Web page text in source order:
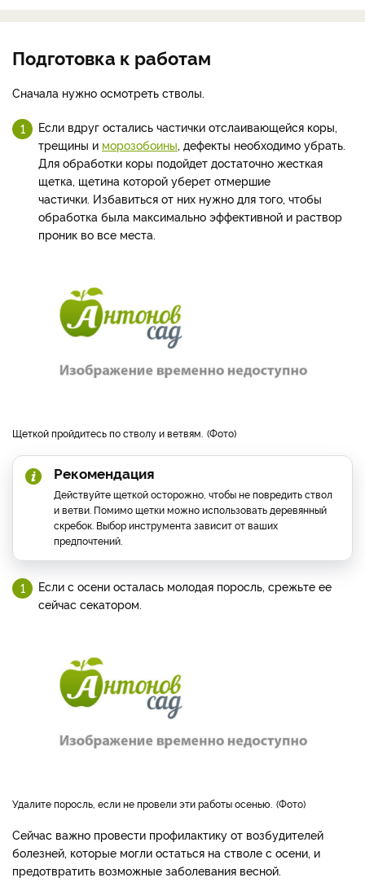
Подготовка к работам
Сначала нужно осмотреть стволы.
Если вдруг остались частички отслаивающейся коры,
трещины и морозобоины , дефекты необходимо убрать.
Для обработки коры подойдет достаточно жесткая
щетка, щетина которой уберет отмершие
частички. Избавиться от них нужно для того, чтобы
обработка была максимально эффективной и раствор
проник во все места.
Щеткой пройдитесь по стволу и ветвям. Фото
Рекомендация
Действуйте щеткой осторожно, чтобы не повредить ствол
и ветви. Помимо щетки можно использовать деревянный
скребок. Выбор инструмента зависит от ваших
предпочтений.
Если с осени осталась молодая поросль, срежьте ее
сейчас секатором.
Удалите поросль, если не провели эти работы осенью. Фото
Сейчас важно провести профилактику от возбудителей
болезней, которые могли остаться на стволе с осени, и
предотвратить возможные заболевания весной.